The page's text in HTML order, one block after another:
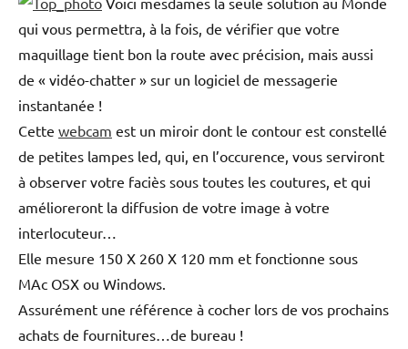
qui vous permettra, à la fois, de vérifier que votre
maquillage tient bon la route avec précision, mais aussi
de « vidéo-chatter » sur un logiciel de messagerie
instantanée !
Cette webcam est un miroir dont le contour est constellé
de petites lampes led, qui, en l’occurence, vous serviront
à observer votre faciès sous toutes les coutures, et qui
amélioreront la diffusion de votre image à votre
interlocuteur…
Elle mesure 150 X 260 X 120 mm et fonctionne sous
MAc OSX ou Windows.
Assurément une référence à cocher lors de vos prochains
achats de fournitures…de bureau !